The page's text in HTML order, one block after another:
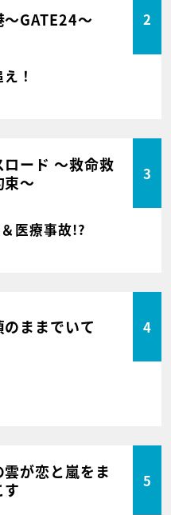
～GATE24～ 2
！
ロード ～救命救
束～
3
医療事故!?
のままでいて 4
雲が恋と嵐をま
す
5